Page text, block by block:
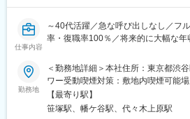
報管理システム（RIS）等の医用シス
がけています。特に医用画像診断支
◇また、医療現場に貢献したいとい
けに留まらず、既に、シンガポール
の病院にアプローチを始めています
年急成長を遂げています。
仕事内容
～40代活躍／急な呼び出しなし／フ
率・復職率100％／将来的に大幅な
★フルリモートで自宅から顧客先へ直
国どこでも勤務可能！
★予定手術が大半のため緊急呼び出し
★WLBを改善したくて入社している社
勤務地
＜勤務地詳細＞本社住所：東京都渋
ワー受動喫煙対策：敷地内喫煙可能
定める事業所（リモートワーク含む）
【最寄り駅】
笹塚駅、幡ケ谷駅、代々木上原駅